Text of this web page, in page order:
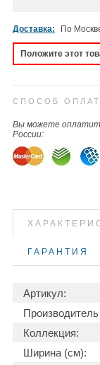
Доставка: По
Положите этот
СПОСОБ
Вы можете
России:
ГАРАНТИЯ
Артикул:
Коллекция:
Ширина (см):